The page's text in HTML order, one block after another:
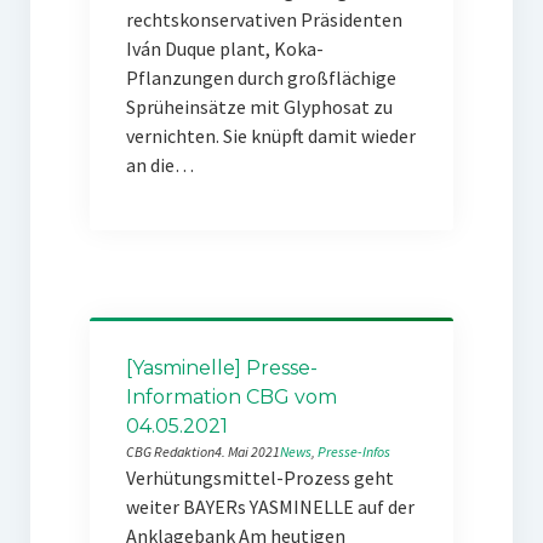
rechtskonservativen Präsidenten
Iván Duque plant, Koka-
Pflanzungen durch großflächige
Sprüheinsätze mit Glyphosat zu
vernichten. Sie knüpft damit wieder
an die…
[Yasminelle] Presse-
Information CBG vom
04.05.2021
CBG Redaktion4. Mai 2021News, Presse-Infos
Verhütungsmittel-Prozess geht
weiter BAYERs YASMINELLE auf der
Anklagebank Am heutigen